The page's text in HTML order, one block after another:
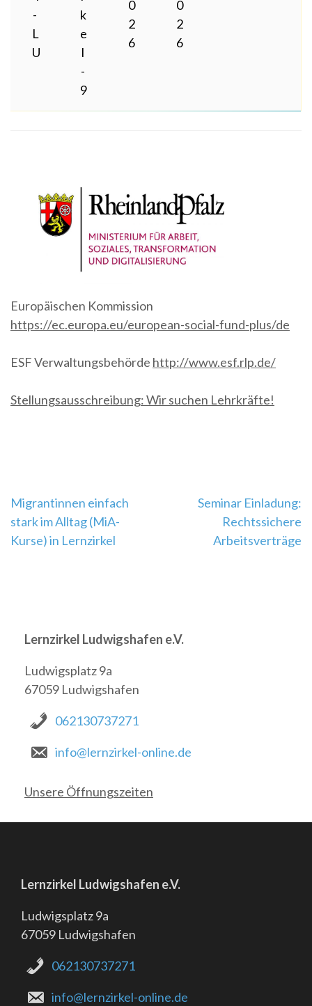
-
L
U
k
e
l
-
9
0
2
6
0
2
6
Europäischen Kommission
https://ec.europa.eu/european-social-fund-plus/de
ESF Verwaltungsbehörde http://www.esf.rlp.de/
Stellungsausschreibung: Wir suchen Lehrkräfte!
Beitragsnavigation
Migrantinnen einfach
stark im Alltag (MiA-
Kurse) in Lernzirkel
Seminar Einladung:
Rechtssichere
Arbeitsverträge
Lernzirkel Ludwigshafen e.V.
Ludwigsplatz 9a
67059 Ludwigshafen
062130737271
info@lernzirkel-online.de
Unsere Öffnungszeiten
Lernzirkel Ludwigshafen e.V.
Ludwigsplatz 9a
67059 Ludwigshafen
062130737271
info@lernzirkel-online.de